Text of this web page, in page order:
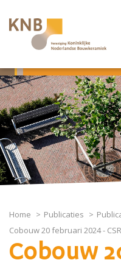
Home Publicaties
Cobouw 20 februari 2024 -
Cobouw